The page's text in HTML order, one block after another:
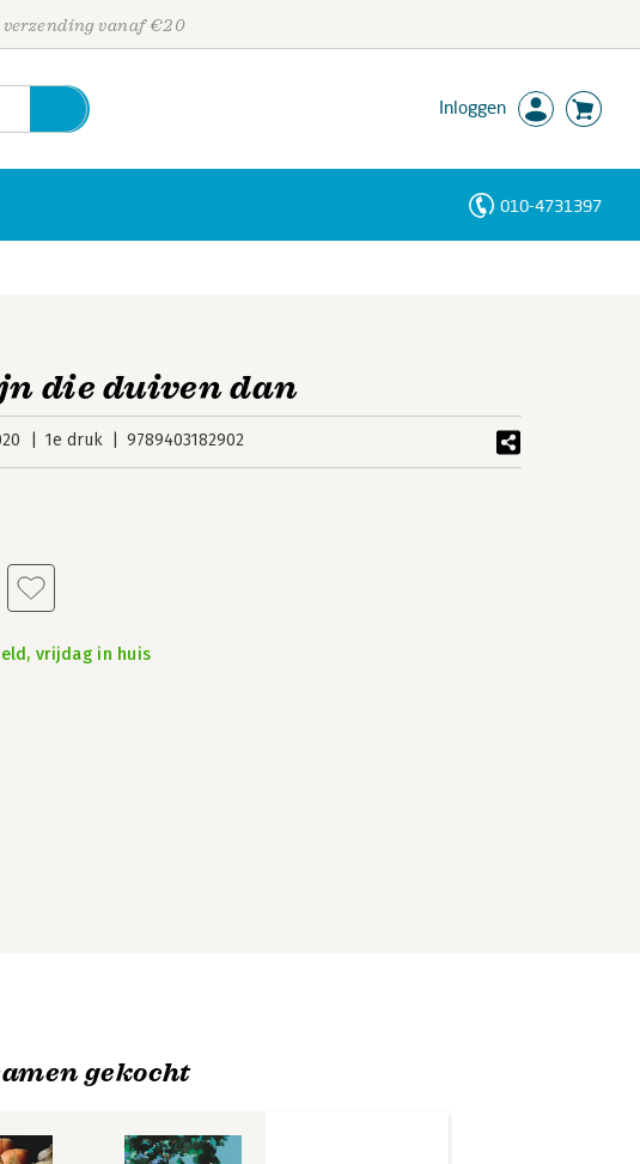
verzending vanaf €20
Inloggen
010-4731397
die duiven dan
1e druk 9789403182902
vrijdag in huis
gekocht
Personen